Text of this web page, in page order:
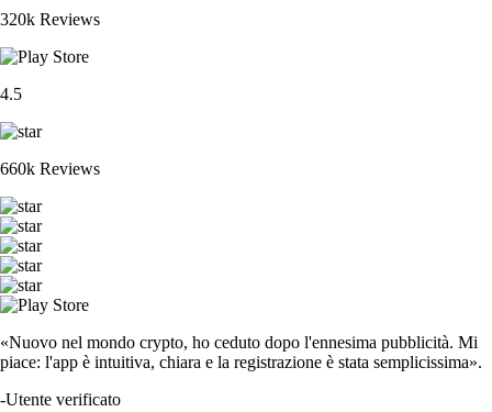
320k Reviews
4.5
660k Reviews
«Nuovo nel mondo crypto, ho ceduto dopo l'ennesima pubblicità. Mi
piace: l'app è intuitiva, chiara e la registrazione è stata semplicissima».
-Utente verificato